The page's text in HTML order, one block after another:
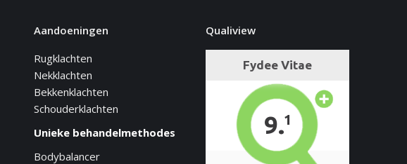
Aandoeningen
Rugklachten
Nekklachten
Bekkenklachten
Schouderklachten
Unieke behandelmethodes
Bodybalancer
Qualiview